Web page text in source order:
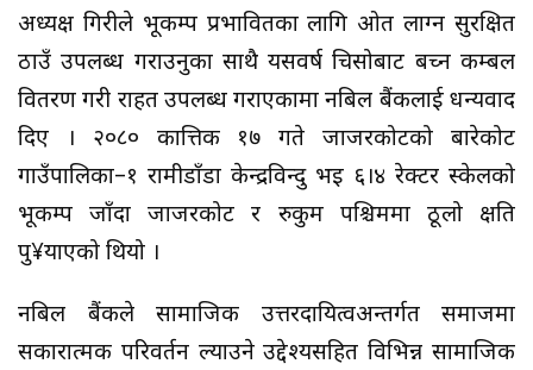
अध्यक्ष गिरीले भूकम्प प्रभावितका लागि ओत लाग्न सुरक्षित
ठाउँ उपलब्ध गराउनुका साथै यसवर्ष चिसोबाट बच्न कम्बल
वितरण गरी राहत उपलब्ध गराएकामा नबिल बैंकलाई धन्यवाद
दिए । २०८० कात्तिक १७ गते जाजरकोटको बारेकोट
गाउँपालिका–१ रामीडाँडा केन्द्रविन्दु भइ ६।४ रेक्टर स्केलको
भूकम्प जाँदा जाजरकोट र रुकुम पश्चिममा ठूलो क्षति
पु¥याएको थियो ।
नबिल बैंकले सामाजिक उत्तरदायित्वअन्तर्गत समाजमा
सकारात्मक परिवर्तन ल्याउने उद्देश्यसहित विभिन्न सामाजिक